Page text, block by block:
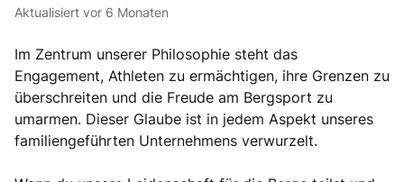
Aktualisiert vor 6 Monaten
Im Zentrum unserer Philosophie steht das
Engagement, Athleten zu ermächtigen, ihre Grenzen zu
überschreiten und die Freude am Bergsport zu
umarmen. Dieser Glaube ist in jedem Aspekt unseres
familiengeführten Unternehmens verwurzelt.